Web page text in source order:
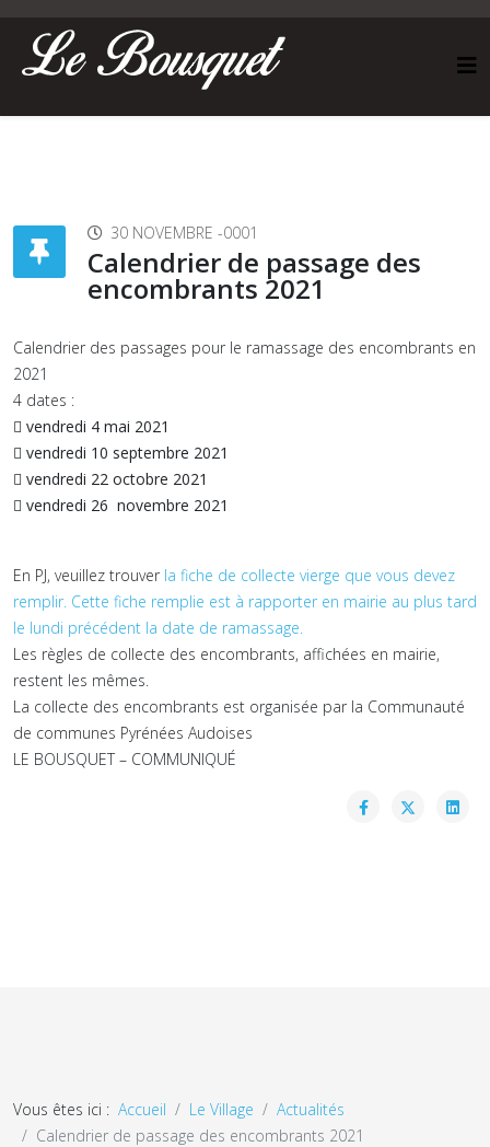
30 NOVEMBRE -0001
Calendrier de passage des
encombrants 2021
Calendrier des passages pour le ramassage des encombrants en
2021
4 dates :
 vendredi 4 mai 2021
 vendredi 10 septembre 2021
 vendredi 22 octobre 2021
 vendredi 26 novembre 2021
En PJ, veuillez trouver la fiche de collecte vierge que vous devez
remplir. Cette fiche remplie est à rapporter en mairie au plus tard
le lundi précédent la date de ramassage.
Les règles de collecte des encombrants, affichées en mairie,
restent les mêmes.
La collecte des encombrants est organisée par la Communauté
de communes Pyrénées Audoises
LE BOUSQUET – COMMUNIQUÉ
Vous êtes ici : Accueil Le Village
Actualités
Calendrier de passage des encombrants 2021